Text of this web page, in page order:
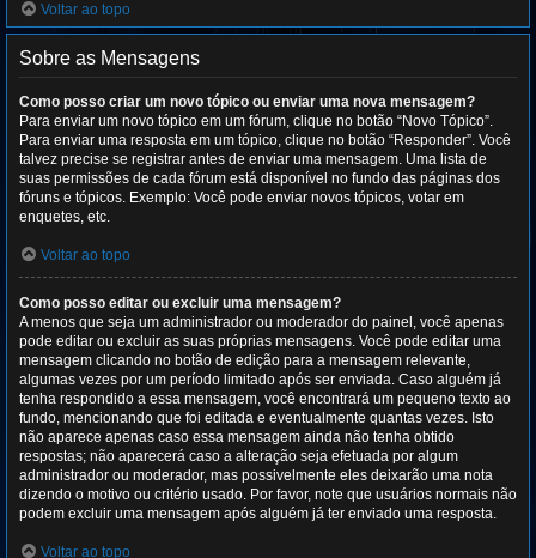
Voltar ao topo
Sobre as Mensagens
Como posso criar um novo tópico ou enviar uma nova mensagem?
Para enviar um novo tópico em um fórum, clique no botão “Novo Tópico”.
Para enviar uma resposta em um tópico, clique no botão “Responder”. Você
talvez precise se registrar antes de enviar uma mensagem. Uma lista de
suas permissões de cada fórum está disponível no fundo das páginas dos
fóruns e tópicos. Exemplo: Você pode enviar novos tópicos, votar em
enquetes, etc.
Voltar ao topo
Como posso editar ou excluir uma mensagem?
A menos que seja um administrador ou moderador do painel, você apenas
pode editar ou excluir as suas próprias mensagens. Você pode editar uma
mensagem clicando no botão de edição para a mensagem relevante,
algumas vezes por um período limitado após ser enviada. Caso alguém já
tenha respondido a essa mensagem, você encontrará um pequeno texto ao
fundo, mencionando que foi editada e eventualmente quantas vezes. Isto
não aparece apenas caso essa mensagem ainda não tenha obtido
respostas; não aparecerá caso a alteração seja efetuada por algum
administrador ou moderador, mas possivelmente eles deixarão uma nota
dizendo o motivo ou critério usado. Por favor, note que usuários normais não
podem excluir uma mensagem após alguém já ter enviado uma resposta.
Voltar ao topo